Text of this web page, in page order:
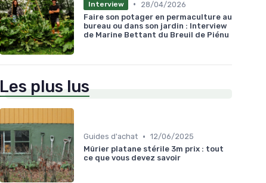
Interview •
28/04/2026
Faire son potager en permaculture au
bureau ou dans son jardin : Interview
de Marine Bettant du Breuil de Piénu
Les plus lus
Guides d'achat • 12/06/2025
Mûrier platane stérile 3m prix : tout
ce que vous devez savoir